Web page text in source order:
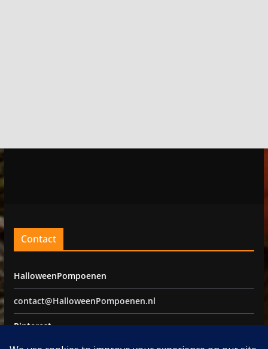
Contact
HalloweenPompoenen
contact@HalloweenPompoenen.nl
Pinterest